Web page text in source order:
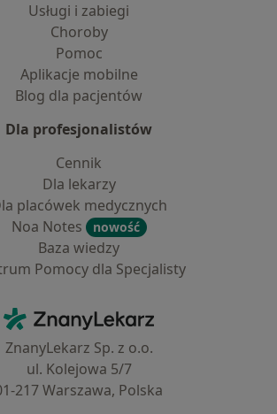
Usługi i zabiegi
Choroby
Pomoc
Aplikacje mobilne
Blog dla pacjentów
Dla profesjonalistów
Cennik
Dla lekarzy
placówek medycznych
Noa Notes
nowość
Baza wiedzy
Pomocy dla Specjalisty
ZnanyLekarz - Strona główna
ZnanyLekarz Sp. z o.o.
ul. Kolejowa 5/7
217 Warszawa, Polska